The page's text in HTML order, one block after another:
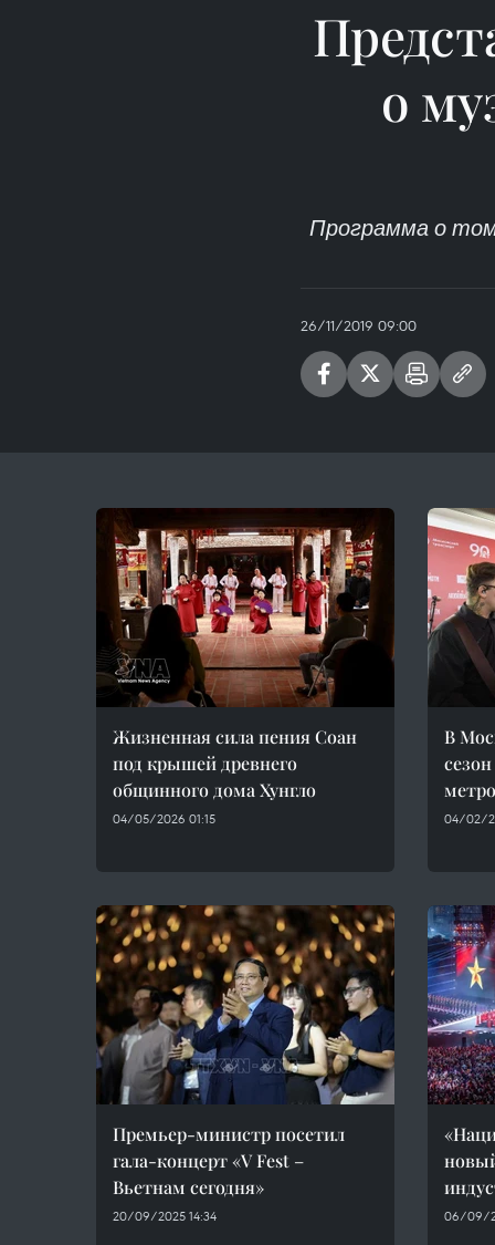
о
Программа о
26/11/2019 09:00
Жизненная сила пения Соан
под крышей древнего
общинного дома Хунгло
04/05/2026 01:15
В
04/02/
Премьер-министр посетил
гала-концерт «V Fest –
Вьетнам сегодня»
20/09/2025 14:34 06/09/